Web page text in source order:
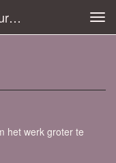
Eldo Tenpierik Ten Have - Sculpturen In Brons
het werk groter te